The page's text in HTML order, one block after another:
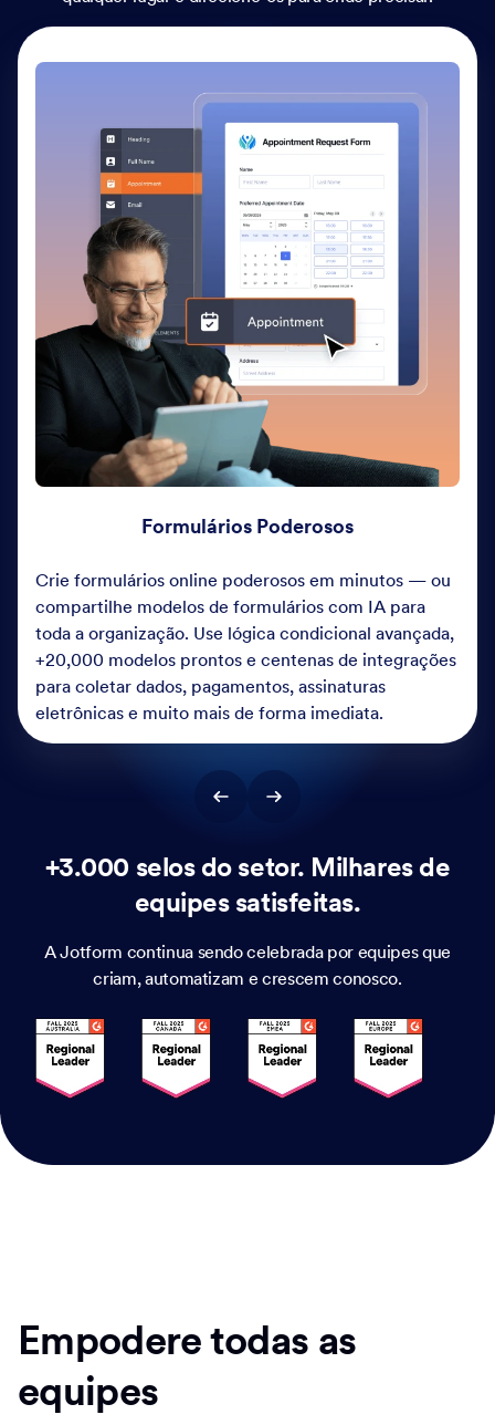
Formulários Poderosos
Crie formulários online poderosos em minutos — ou
compartilhe modelos de formulários com IA para
toda a organização. Use lógica condicional avançada,
+20,000 modelos prontos e centenas de integrações
para coletar dados, pagamentos, assinaturas
eletrônicas e muito mais de forma imediata.
+3.000 selos do setor. Milhares de
equipes satisfeitas.
A Jotform continua sendo celebrada por equipes que
criam, automatizam e crescem conosco.
Empodere todas as
equipes